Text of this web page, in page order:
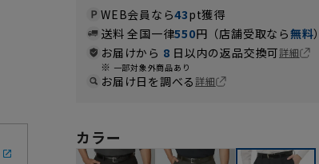
WEB会員なら43pt獲得
送料 全国一律550円（店舗受取なら無料）
お届けから 8 日以内の返品交換可詳細
一部対象外商品あり
お届け日を調べる詳細
カラー